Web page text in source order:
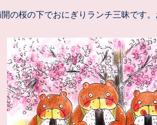
開の桜の下でおにぎりランチ三昧です